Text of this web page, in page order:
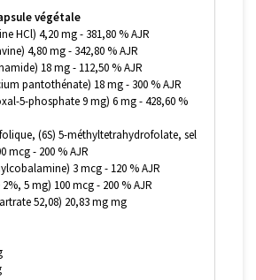
végétale
HCl) 4,20 mg - 381,80 % AJR
4,80 mg - 342,80 % AJR
18 mg - 112,50 % AJR
pantothénate) 18 mg - 300 % AJR
5-phosphate 9 mg) 6 mg - 428,60 %
(6S) 5-méthyltetrahydrofolate, sel
mcg - 200 % AJR
3 mcg - 120 % AJR
5 mg) 100 mcg - 200 % AJR
52,08) 20,83 mg mg